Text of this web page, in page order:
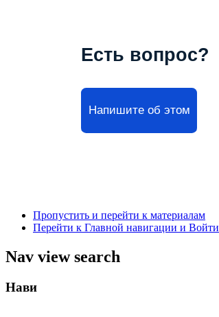
Есть вопрос?
Напишите об этом
Пропустить и перейти к материалам
Перейти к Главной навигации и Войти
Nav view search
Нави